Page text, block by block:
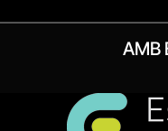
AMB